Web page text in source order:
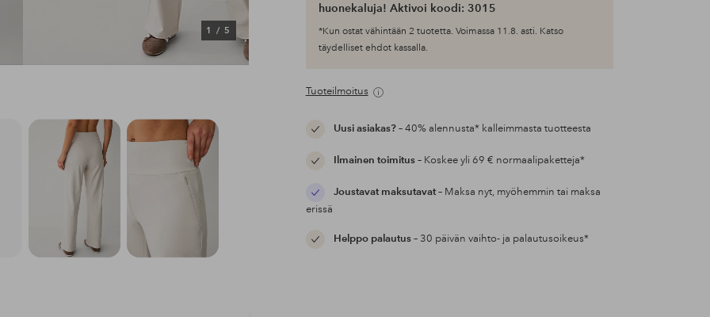
1/ 5
huonekaluja! Aktivoi koodi: 3015
*Kun ostat vähintään 2 tuotetta. Voimassa 11.8. asti. Katso
täydelliset ehdot kassalla.
Tuoteilmoitus
Uusi asiakas?– 40% alennusta* kalleimmasta tuotteesta
Ilmainen toimitus– Koskee yli 69 € normaalipaketteja*
Joustavat maksutavat– Maksa nyt, myöhemmin tai maksa
erissä
Helppo palautus– 30 päivän vaihto- ja palautusoikeus*